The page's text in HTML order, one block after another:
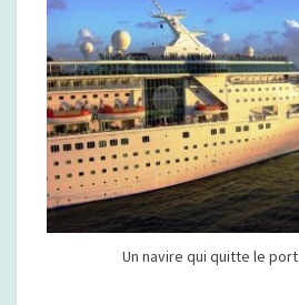
Un navire qui quitte le port